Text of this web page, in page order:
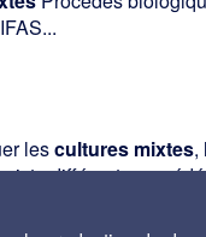
lescultures mixtes,
différents
Procédés